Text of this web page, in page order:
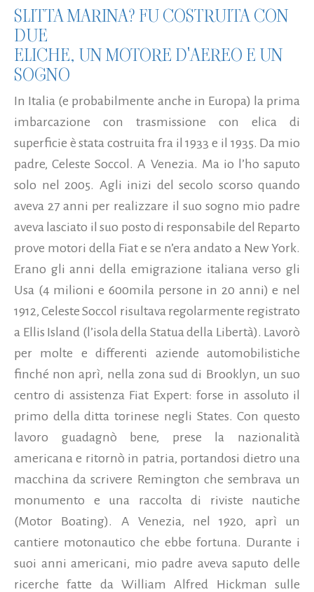
SLITTA MARINA? FU COSTRUITA CON
DUE
ELICHE, UN MOTORE D'AEREO E UN
SOGNO
In Italia (e probabilmente anche in Europa) la prima
imbarcazione con trasmissione con elica di
superficie è stata costruita fra il 1933 e il 1935. Da mio
padre, Celeste Soccol. A Venezia. Ma io l’ho saputo
solo nel 2005. Agli inizi del secolo scorso quando
aveva 27 anni per realizzare il suo sogno mio padre
aveva lasciato il suo posto di responsabile del Reparto
prove motori della Fiat e se n’era andato a New York.
Erano gli anni della emigrazione italiana verso gli
Usa (4 milioni e 600mila persone in 20 anni) e nel
1912, Celeste Soccol risultava regolarmente registrato
a Ellis Island (l’isola della Statua della Libertà). Lavorò
per molte e differenti aziende automobilistiche
finché non aprì, nella zona sud di Brooklyn, un suo
centro di assistenza Fiat Expert: forse in assoluto il
primo della ditta torinese negli States. Con questo
lavoro guadagnò bene, prese la nazionalità
americanae ritornò in patria, portandosi dietro una
macchina da scrivere Remington che sembrava un
monumento e una raccolta di riviste nautiche
(Motor Boating). A Venezia, nel 1920, aprì un
cantiere motonautico che ebbe fortuna. Durante i
suoi anni americani, mio padre aveva saputo delle
ricerche fatte da William Alfred Hickman sulle